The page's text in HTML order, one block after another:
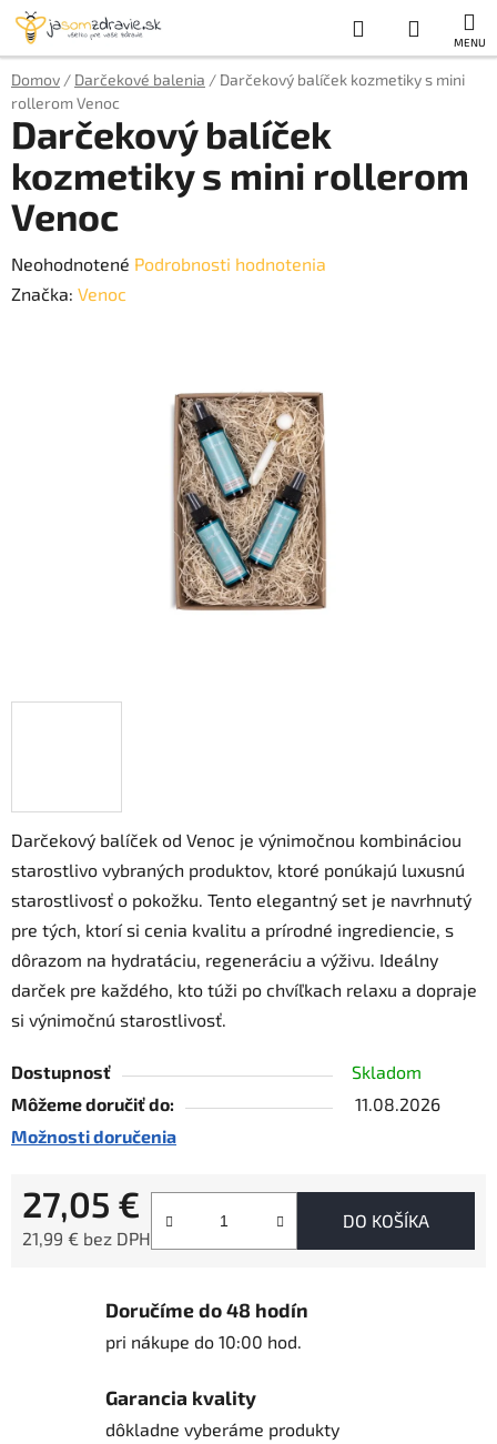
Prejsť
obsah
Hľadať
KOŠÍK
Domov / Darčekové balenia / Darčekový balíček kozmetiky s mini
rollerom Venoc
Darčekový balíček od Venoc je výnimočnou kombináciou
starostlivo vybraných produktov, ktoré ponúkajú luxusnú
starostlivosť o pokožku. Tento elegantný set je navrhnutý
pre tých, ktorí si cenia kvalitu a prírodné ingrediencie, s
dôrazom na hydratáciu, regeneráciu a výživu. Ideálny
darček pre každého, kto túži po chvíľkach relaxu a dopraje
si výnimočnú starostlivosť.
Dostupnosť
Skladom
Môžeme doručiť do:
11.08.2026
Možnosti doručenia
27,05 €
21,99 € bez DPH
DO KOŠÍKA
Darčekový balíček
kozmetiky s mini rollerom
Venoc
Priemerné
hodnotenie
Neohodnotené Podrobnosti hodnotenia
Značka: Venoc
Doručíme do 48 hodín
pri nákupe do 10:00 hod.
Garancia kvality
dôkladne vyberáme produkty